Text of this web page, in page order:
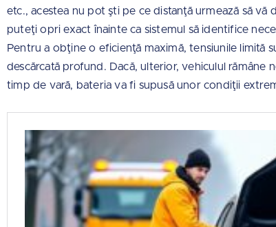
etc., acestea nu pot şti pe ce distanţă urmează să
puteţi opri exact înainte ca sistemul să identifice
Pentru a obţine o eficienţă maximă, tensiunile limită
descărcată profund. Dacă, ulterior, vehiculul rămâne
timp de vară, bateria va fi supusă unor condiţii